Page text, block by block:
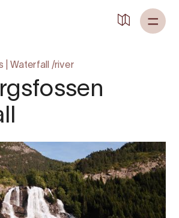
Waterfall /river